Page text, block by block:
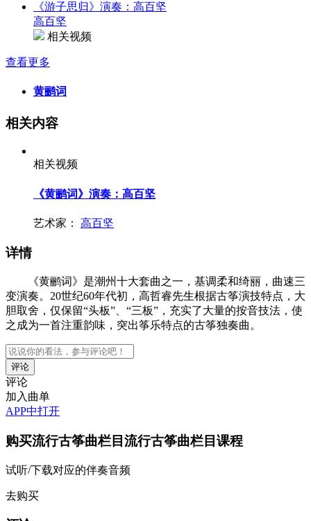
《游子思归》演奏：高百坚
高百坚
相关视频
查看更多
黄鹂词
相关内容
相关视频
《黄鹂词》演奏：高百坚
艺术家： 高百坚
详情
《黄鹂词》是潮州十大套曲之一，基调柔和绮丽，曲速三
变演奏。20世纪60年代初，高哲睿先生根据古筝演技特点，大
胆取舍，仅保留“头板”、“三板”，充实了大量的按音技法，使
之成为一首注重韵味，突出筝乐特点的古筝独奏曲。
评论
加入曲单
APP中打开
购买流行古筝曲栏目流行古筝曲栏目 课程
试听/下载对应的伴奏音频
去购买